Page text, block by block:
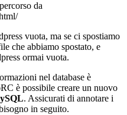
da
vuota, ma se ci spostiamo
che abbiamo spostato, e
ormai vuota.
nel database è
è possibile creare un nuovo
. Assicurati di annotare i
in seguito.